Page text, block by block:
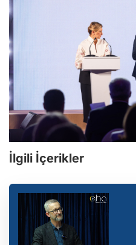
İlgili İçerikler